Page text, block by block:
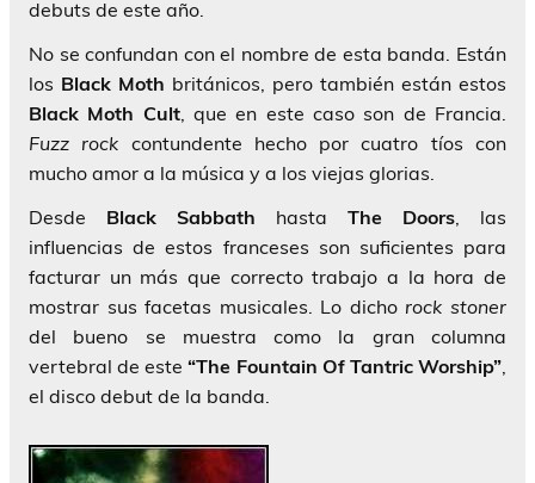
debuts de este año.
No se confundan con el nombre de esta banda. Están
los Black Moth británicos, pero también están estos
Black Moth Cult, que en este caso son de Francia.
Fuzz rock contundente hecho por cuatro tíos con
mucho amor a la música y a los viejas glorias.
Desde Black Sabbath hasta The Doors , las
influencias de estos franceses son suficientes para
facturar un más que correcto trabajo a la hora de
mostrar sus facetas musicales. Lo dicho rock stoner
del bueno se muestra como la gran columna
vertebral de este“The Fountain Of Tantric Worship”
el disco debut de la banda.